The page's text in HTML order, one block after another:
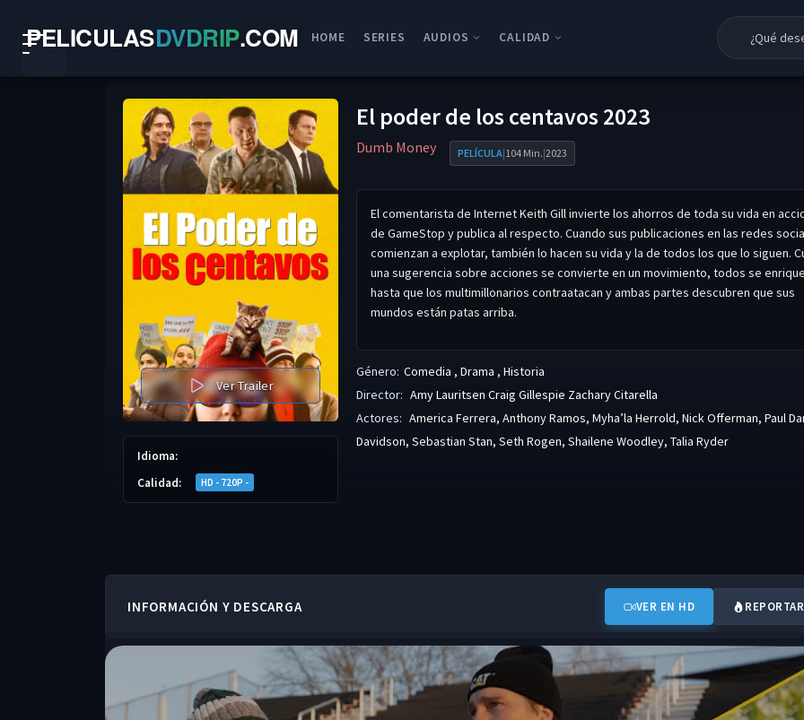
PELICULASDVDRIP.COM HOME SERIES AUDIOS
Subtitulada
CALIDAD
DVDRIP
Ver Trailer
Idioma:
Calidad:
HD - 720P -
El poder de los centavos 2023
Dumb Money PELÍCULA|104 Min.|2023
El comentarista de Internet Keith Gill invierte los ahorros de toda su vida en
de GameStop y publica al respecto. Cuando sus publicaciones en las redes
comienzan a explotar, también lo hacen su vida y la de todos los que lo siguen.
una sugerencia sobre acciones se convierte en un movimiento, todos se
hasta que los multimillonarios contraatacan y ambas partes descubren que sus
mundos están patas arriba.
Género: Comedia , Drama , Historia
Director: Amy Lauritsen Craig Gillespie Zachary Citarella
Actores: America Ferrera, Anthony Ramos, Myha’la Herrold, Nick Offerman, Paul
Davidson, Sebastian Stan, Seth Rogen, Shailene Woodley, Talia Ryder
INFORMACIÓN Y DESCARGA VER EN HD REPORTAR